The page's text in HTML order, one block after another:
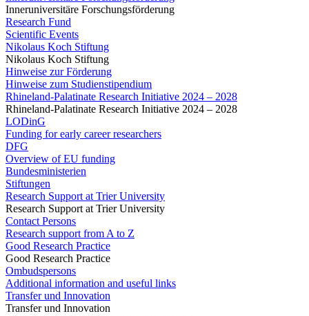
Inneruniversitäre Forschungsförderung
Research Fund
Scientific Events
Nikolaus Koch Stiftung
Nikolaus Koch Stiftung
Hinweise zur Förderung
Hinweise zum Studienstipendium
Rhineland-Palatinate Research Initiative 2024 – 2028
Rhineland-Palatinate Research Initiative 2024 – 2028
LODinG
Funding for early career researchers
DFG
Overview of EU funding
Bundesministerien
Stiftungen
Research Support at Trier University
Research Support at Trier University
Contact Persons
Research support from A to Z
Good Research Practice
Good Research Practice
Ombudspersons
Additional information and useful links
Transfer und Innovation
Transfer und Innovation